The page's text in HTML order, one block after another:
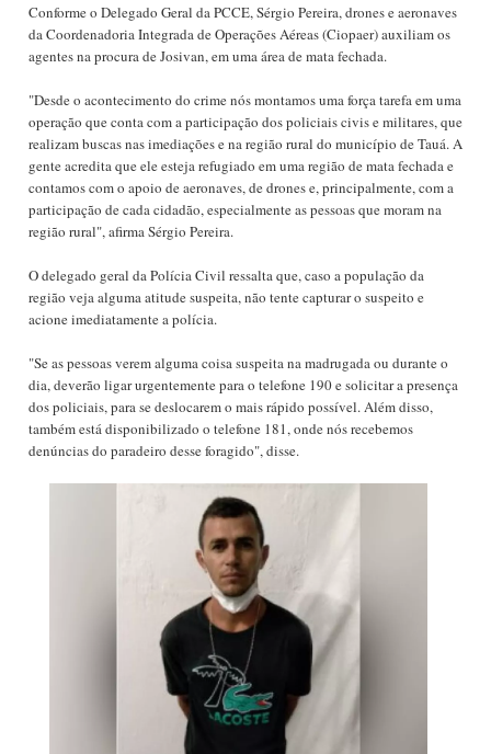
Conforme o Delegado Geral da PCCE, Sérgio Pereira, drones e aeronaves
da Coordenadoria Integrada de Operações Aéreas (Ciopaer) auxiliam os
agentes na procura de Josivan, em uma área de mata fechada.
"Desde o acontecimento do crime nós montamos uma força tarefa em uma
operação que conta com a participação dos policiais civis e militares, que
realizam buscas nas imediações e na região rural do município de Tauá. A
gente acredita que ele esteja refugiado em uma região de mata fechada e
contamos com o apoio de aeronaves, de drones e, principalmente, com a
participação de cada cidadão, especialmente as pessoas que moram na
região rural", afirma Sérgio Pereira.
O delegado geral da Polícia Civil ressalta que, caso a população da
região veja alguma atitude suspeita, não tente capturar o suspeito e
acione imediatamente a polícia.
"Se as pessoas verem alguma coisa suspeita na madrugada ou durante o
dia, deverão ligar urgentemente para o telefone 190 e solicitar a presença
dos policiais, para se deslocarem o mais rápido possível. Além disso,
também está disponibilizado o telefone 181, onde nós recebemos
denúncias do paradeiro desse foragido", disse.